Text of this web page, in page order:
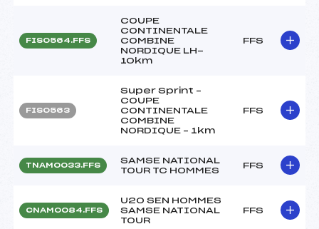
FIS0564.FFS
COUPE
CONTINENTALE
COMBINE
NORDIQUE LH-
10km
FFS
FIS0563
Super Sprint –
COUPE
CONTINENTALE
COMBINE
NORDIQUE – 1km
FFS
TNAM0033.FFS
SAMSE NATIONAL
TOUR TC HOMMES
FFS
CNAM0084.FFS
U20 SEN HOMMES
SAMSE NATIONAL
TOUR
FFS